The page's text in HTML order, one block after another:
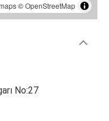
©OpenStreetMap
No:27